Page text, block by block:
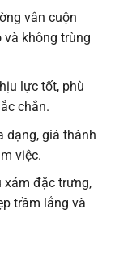
vân cuộn
và không trùng
lực tốt, phù
chắn.
dạng, giá thành
việc.
xám đặc trưng,
trầm lắng và